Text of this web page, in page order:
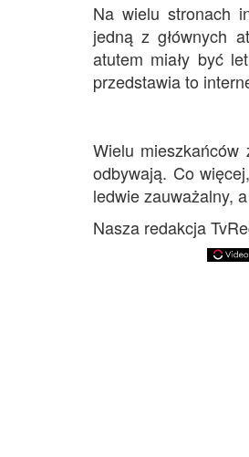
Na wielu stronach
jedną z głównych
atutem miały być
przedstawia to
Wielu
odbywają. Co
ledwie zauważalny,
Nasza redakcja